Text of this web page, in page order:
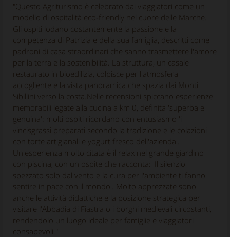
"Questo Agriturismo è celebrato dai viaggiatori come un
modello di ospitalità eco-friendly nel cuore delle Marche.
Gli ospiti lodano costantemente la passione e la
competenza di Patrizia e della sua famiglia, descritti come
padroni di casa straordinari che sanno trasmettere l'amore
per la terra e la sostenibilità. La struttura, un casale
restaurato in bioedilizia, colpisce per l'atmosfera
accogliente e la vista panoramica che spazia dai Monti
Sibillini verso la costa.Nelle recensioni spiccano esperienze
memorabili legate alla cucina a km 0, definita 'superba e
genuina': molti ospiti ricordano con entusiasmo 'i
vincisgrassi preparati secondo la tradizione e le colazioni
con torte artigianali e yogurt fresco dell'azienda'.
Un'esperienza molto citata è il relax nel grande giardino
con piscina, con un ospite che racconta: 'Il silenzio
spezzato solo dal vento e la cura per l'ambiente ti fanno
sentire in pace con il mondo'. Molto apprezzate sono
anche le attività didattiche e la posizione strategica per
visitare l'Abbadia di Fiastra o i borghi medievali circostanti,
rendendolo un luogo ideale per famiglie e viaggiatori
consapevoli."